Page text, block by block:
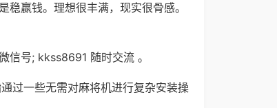
赢钱。理想很丰满，现实很骨感。
信号; kkss8691 随时交流 。
过一些无需对麻将机进行复杂安装操